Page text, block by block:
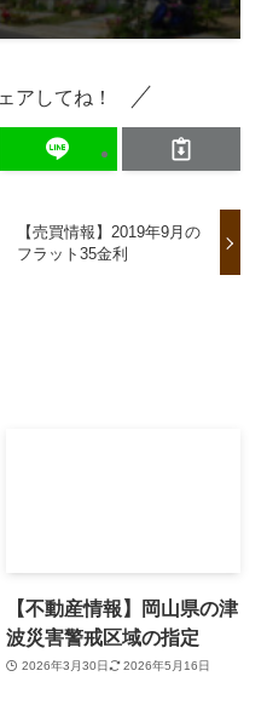
アしてね！
【売買情報】2019年9月の
フラット35金利
【不動産情報】岡山県の津
波災害警戒区域の指定
2026年3月30日 2026年5月16日